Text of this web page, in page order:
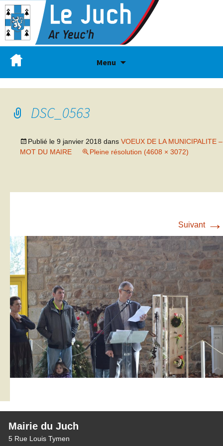
Menu
DSC_0563
Publié le 9 janvier 2018 dans VOEUX DE LA MUNICIPALITE
MOT DU MAIRE
Pleine résolution (4608 × 3072)
Suivant →
Mairie du Juch
5 Rue Louis Tymen